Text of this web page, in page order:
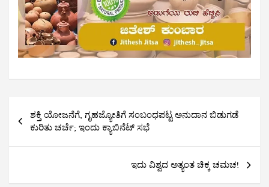
Post
navigation
ಶಕ್ತಿ ಯೋಜನೆಗೆ, ಗೃಹಜ್ಯೋತಿಗೆ ಸಂಬಂಧಪಟ್ಟ ಅನುದಾನ ಬಿಡುಗಡೆ
ಕುರಿತು ಚರ್ಚೆ; ಇಂದು ಕ್ಯಾಬಿನೆಟ್ ಸಭೆ
ಇದು ವಿಶ್ವದ ಅತ್ಯಂತ ಚಿಕ್ಕ ಚಮಚ!